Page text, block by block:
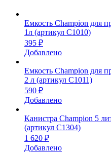
Емкость Champion для
1л (артикул C1010)
395 ₽
Добавлено
Емкость Champion для
2 л (артикул C1011)
590 ₽
Добавлено
Канистра Champion 5
(артикул C1304)
1 620 ₽
Добавлено